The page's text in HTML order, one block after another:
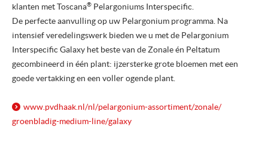
klanten met Toscana® Pelargoniums Interspecific.
De perfecte aanvulling op uw Pelargonium programma. Na
intensief veredelingswerk bieden we u met de Pelargonium
Interspecific Galaxy het beste van de Zonale én Peltatum
gecombineerd in één plant: ijzersterke grote bloemen met een
goede vertakking en een voller ogende plant.
www.pvdhaak.nl/nl/pelargonium-assortiment/zonale/
groenbladig-medium-line/galaxy